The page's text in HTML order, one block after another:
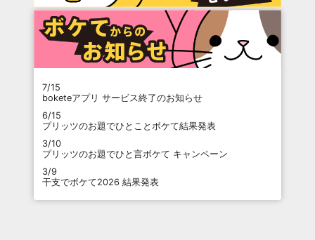
7/15
boketeアプリ サービス終了のお知らせ
6/15
プリッツのお題でひとことボケて結果発表
3/10
プリッツのお題でひと言ボケて キャンペーン
3/9
干支でボケて2026 結果発表